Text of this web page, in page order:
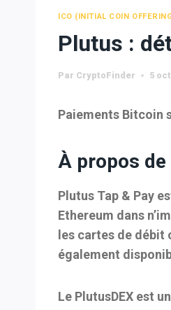
ICO (INITIAL COIN
Plutus :
Par CryptoFinder 5
Paiements Bitcoin
À propos
Plutus Tap & Pay
Ethereum dans
les cartes de
également
Le PlutusDEX est